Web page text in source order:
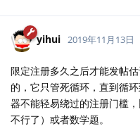
yihui 2019年11月13日
限定注册多久之后才能发帖
的，它只管死循环，直到循
器不能轻易绕过的注册门槛
不行了）或者数学题。